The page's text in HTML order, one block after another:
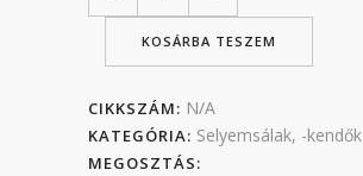
KOSÁRBA TESZEM
CIKKSZÁM: N/A
KATEGÓRIA: Selyemsálak, -kendők
MEGOSZTÁS: